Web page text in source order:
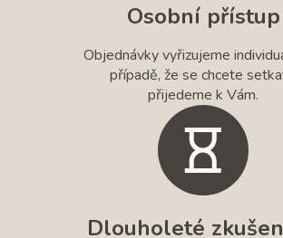
Osobní přístup
Objednávky vyřizujeme
případě, že se chcete
přijedeme k Vám.
Dlouholeté